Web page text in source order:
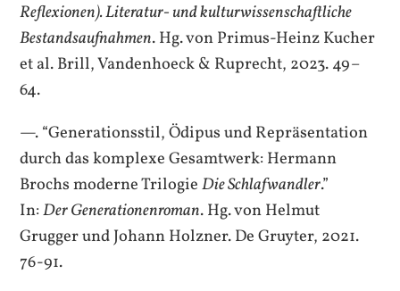
Reflexionen). Literatur- und kulturwissenschaftliche
Bestandsaufnahmen. Hg. von Primus-Heinz Kucher
et al. Brill, Vandenhoeck & Ruprecht, 2023. 49–
64.
—. “Generationsstil, Ödipus und Repräsentation
durch das komplexe Gesamtwerk: Hermann
Brochs moderne TrilogieDie Schlafwandler.”
In:Der Generationenroman. Hg. von Helmut
Grugger und Johann Holzner. De Gruyter, 2021.
76-91.